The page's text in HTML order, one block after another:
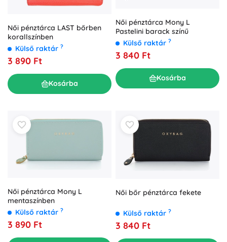
Női pénztárca LAST bőrben
korallszínben
Külső raktár ?
3 890 Ft
Kosárba
Női pénztárca Mony L
Pastelini barack színű
Külső raktár ?
3 840 Ft
Kosárba
Női pénztárca Mony L
mentaszínben
Külső raktár ?
3 890 Ft
Női bőr pénztárca fekete
Külső raktár ?
3 840 Ft